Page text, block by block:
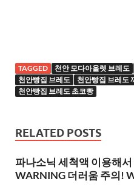
TAGGED 천안 모다아울렛 브레도
천안빵집 브레도
천안빵집 브레도
천안빵집 브레도 초코빵
RELATED POSTS
파나소닉 세척액 이용해
WARNING 더러움 주의!